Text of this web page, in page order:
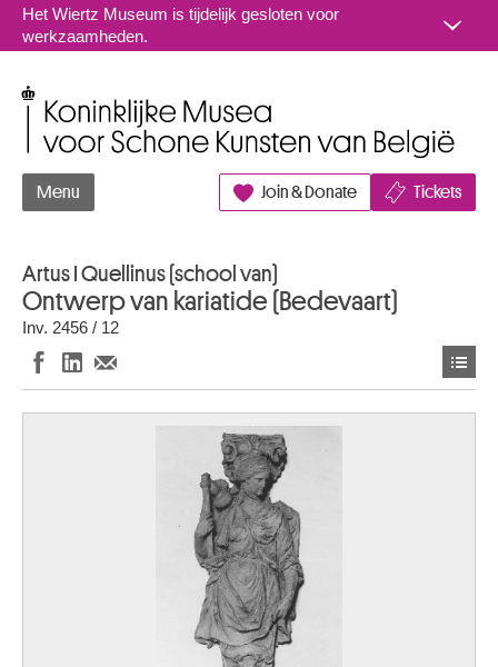
Naar inhoud
Het Wiertz Museum is tijdelijk gesloten voor
werkzaamheden.
Menu Join & Donate Tickets
Artus I Quellinus (school van)
Ontwerp van kariatide (Bedevaart)
Inv. 2456 / 12